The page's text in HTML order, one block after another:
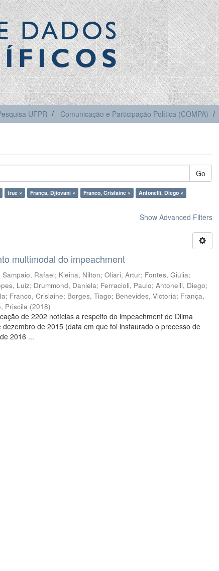
DADOS
UFPR Comunicação e Participação Política (COMPA)
Go
true × França, Djiovani × Franco, Crislaine ×
Antonelli, Diego ×
Show Advanced Filters
multimodal do impeachment
Sampaio, Rafael; Kleina, Nilton;Oliari, Artur; Fontes, Giulia;
Luiz; Drummond, Daniela; Ferracioli, Paulo;Antonelli, Diego;
; Franco, Crislaine; Borges, Tiago; Benevides, Victoria; França,
Priscila (2018)
de 2202 notícias a respeito do impeachment de Dilma
de 2015 (data em que foi instaurado o processo de
2016 ...